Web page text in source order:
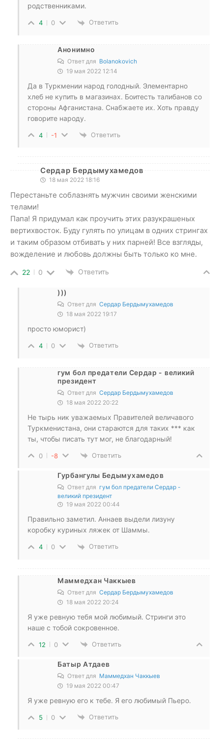
родственниками.
4 0 Ответить
Анонимно
Ответ для Bolanokovich
19 мая 2022 12:14
Да в Туркмении народ голодный. Элементарно
хлеб не купить в магазинах. Боитесть талибанов со
стороны Афганистана. Снабжаете их. Хоть правду
говорите народу.
4 -1 Ответить
Сердар Бердымухамедов
18 мая 2022 18:16
Перестаньте соблазнять мужчин своими женскими
телами!
Папа! Я придумал как проучить этих разукрашеных
вертихвосток. Буду гулять по улицам в одних стрингах
и таким образом отбивать у них парней! Все взгляды,
вожделение и любовь должны быть только ко мне.
22 0 Ответить
)))
Ответ для Сердар Бердымухамедов
18 мая 2022 19:17
просто юморист)
4 0 Ответить
гум бол предатели Сердар - великий
президент
Ответ для Сердар Бердымухамедов
18 мая 2022 20:22
Не тырь ник уважаемых Правителей величавого
Туркменистана, они стараются для таких *** как
ты, чтобы писать тут мог, не благодарный!
0 -8 Ответить
Гурбангулы Бедымухамедов
Ответ для гум бол предатели Сердар -
великий президент
19 мая 2022 00:44
Правильно заметил. Аннаев выдели лизуну
коробку куриных ляжек от Шаммы.
4 0 Ответить
Маммедхан Чаккыев
Ответ для Сердар Бердымухамедов
18 мая 2022 20:24
Я уже ревную тебя мой любимый. Стринги это
наше с тобой сокровенное.
12 0 Ответить
Батыр Атдаев
Ответ для Маммедхан Чаккыев
19 мая 2022 00:47
Я уже ревную его к тебе. Я его любимый Пьеро.
5 0 Ответить